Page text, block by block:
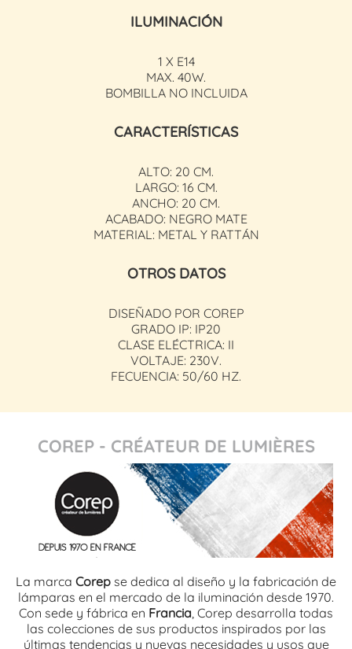
ILUMINACIÓN
1 X E14
MAX. 40W.
BOMBILLA NO INCLUIDA
CARACTERÍSTICAS
ALTO: 20 CM.
LARGO: 16 CM.
ANCHO: 20 CM.
ACABADO: NEGRO MATE
MATERIAL: METAL Y RATTÁN
OTROS DATOS
DISEÑADO POR COREP
GRADO IP: IP20
CLASE ELÉCTRICA: II
VOLTAJE: 230V.
FECUENCIA: 50/60 HZ.
COREP - CRÉATEUR DE LUMIÈRES
La marca Corep se dedica al diseño y la fabricación de
lámparas en el mercado de la iluminación desde 1970.
Con sede y fábrica en Francia , Corep desarrolla todas
las colecciones de sus productos inspirados por las
últimas tendencias y nuevas necesidades y usos que